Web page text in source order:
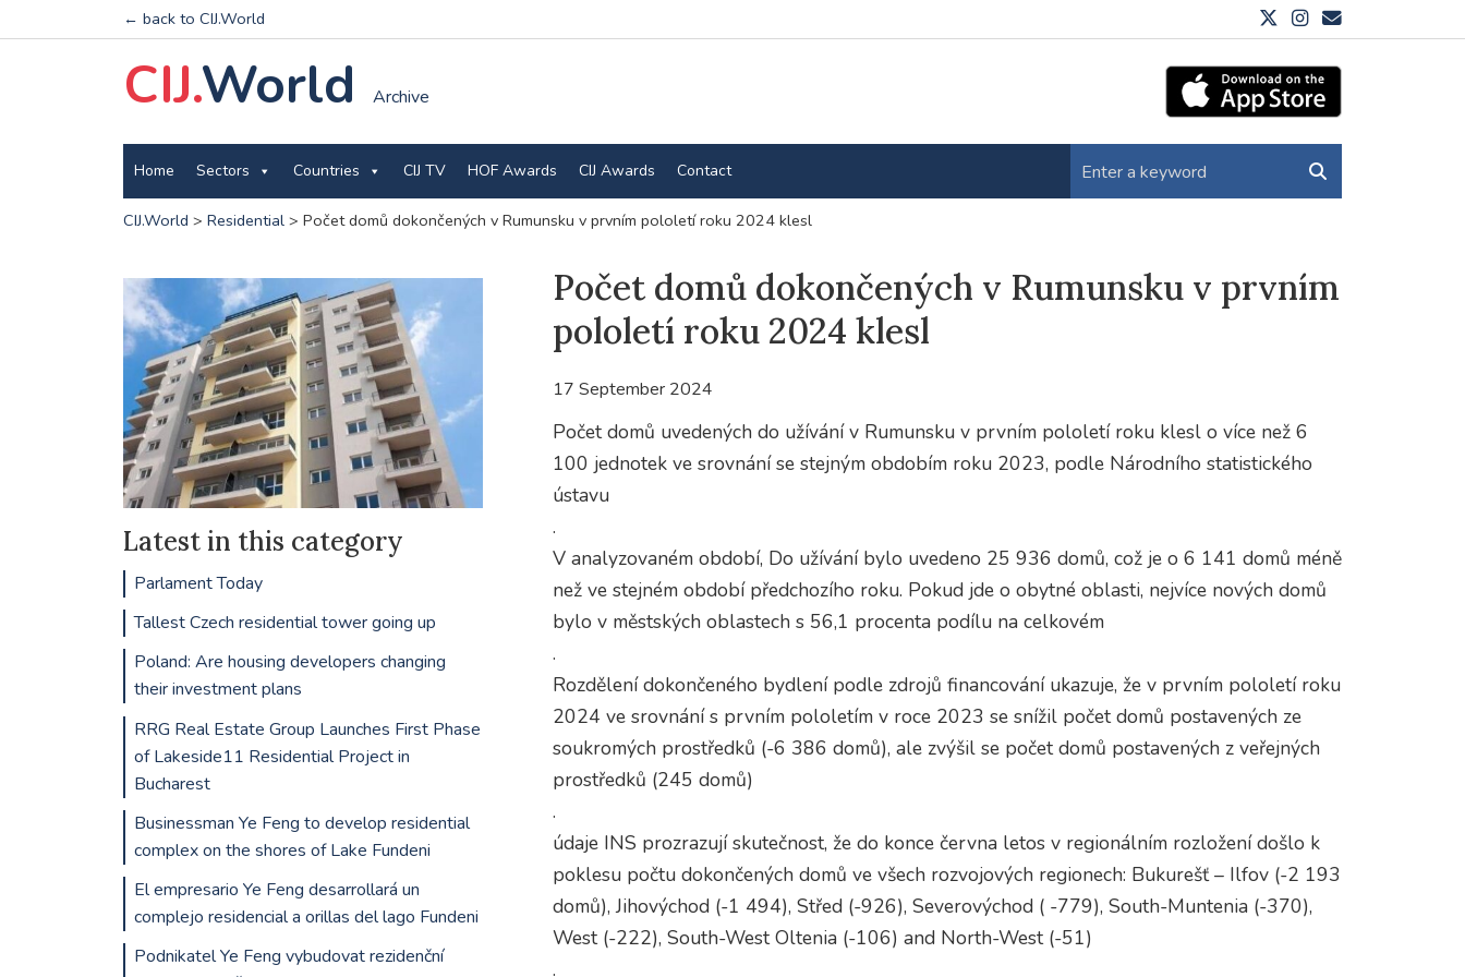
← back to CIJ.World
CIJ.World Archive
Home Sectors Countries CIJ TV HOF Awards CIJ Awards Contact
CIJ.World > Residential> Počet domů dokončených v Rumunsku v prvním pololetí roku 2024 klesl
Počet domů dokončených v Rumunsku v prvním
pololetí roku 2024 klesl
17 September 2024
Počet domů uvedených do užívání v Rumunsku v prvním pololetí roku klesl o více než 6
100 jednotek ve srovnání se stejným obdobím roku 2023, podle Národního statistického
ústavu
.
V analyzovaném období, Do užívání bylo uvedeno 25 936 domů, což je o 6 141 domů méně
než ve stejném období předchozího roku. Pokud jde o obytné oblasti, nejvíce nových domů
bylo v městských oblastech s 56,1 procenta podílu na celkovém
.
Rozdělení dokončeného bydlení podle zdrojů financování ukazuje, že v prvním pololetí roku
2024 ve srovnání s prvním pololetím v roce 2023 se snížil počet domů postavených ze
soukromých prostředků (-6 386 domů), ale zvýšil se počet domů postavených z veřejných
prostředků (245 domů)
.
údaje INS prozrazují skutečnost, že do konce června letos v regionálním rozložení došlo k
poklesu počtu dokončených domů ve všech rozvojových regionech: Bukurešť – Ilfov (-2 193
domů), Jihovýchod (-1 494), Střed (-926), Severovýchod ( -779), South-Muntenia (-370),
West (-222), South-West Oltenia (-106) and North-West (-51)
.
Latest in this category
Parlament Today
Tallest Czech residential tower going up
Poland: Are housing developers changing
their investment plans
RRG Real Estate Group Launches First Phase
of Lakeside11 Residential Project in
Bucharest
Businessman Ye Feng to develop residential
complex on the shores of Lake Fundeni
El empresario Ye Feng desarrollará un
complejo residencial a orillas del lago Fundeni
Podnikatel Ye Feng vybudovat rezidenční